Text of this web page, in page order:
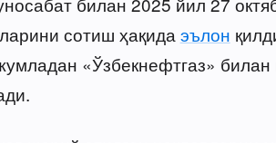
сотиш ҳақида эълон
«Ўзбекнефтгаз»